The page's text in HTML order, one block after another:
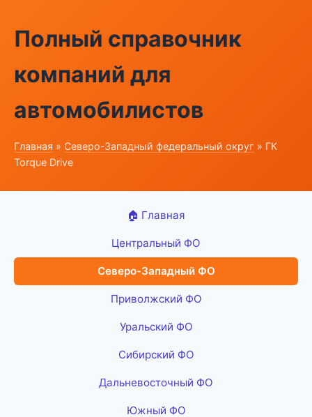
Полный справочник
компаний для
автомобилистов
Главная » Северо-Западный федеральный округ » ГК
Torque Drive
🏠 Главная
Центральный ФО
Северо-Западный ФО
Приволжский ФО
Уральский ФО
Сибирский ФО
Дальневосточный ФО
Южный ФО